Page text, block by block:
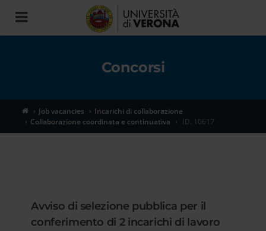
Toggle
navigation
Concorsi
Job vacancies
Incarichi di collaborazione
Collaborazione coordinata e continuativa
ID. 10617
Avviso di selezione pubblica per il
conferimento di 2 incarichi di lavoro